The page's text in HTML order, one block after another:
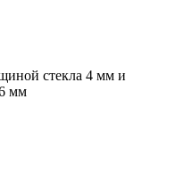
стекла 4 мм и
мм